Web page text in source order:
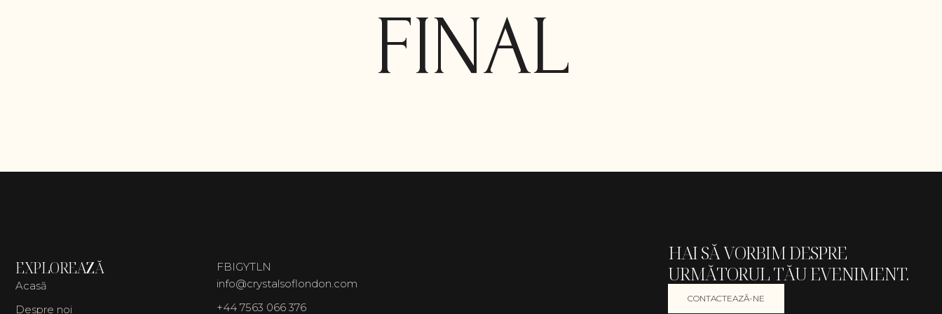
FINAL
EXPLOREAZĂ
Acasă
Despre noi
FBIGYTLN
info@crystalsoflondon.com
+44 7563 066 376
HAI SĂ VORBIM DESPRE
URMĂTORUL TĂU EVENIMENT.
CONTACTEAZĂ-NE